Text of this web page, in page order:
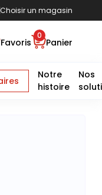
Choisir un magasin
Favoris
0
Panier
Notre
histoire
Nos